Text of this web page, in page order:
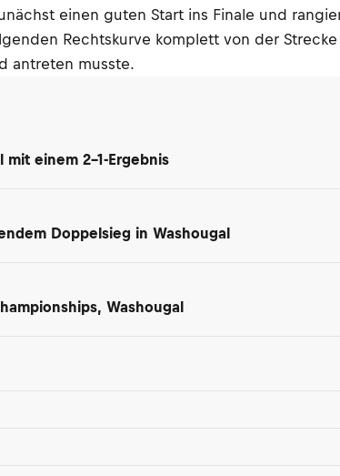
einen guten Start ins Finale und
Rechtskurve komplett von der
antreten musste.
einem 2-1-Ergebnis
Doppelsieg in Washougal
Washougal